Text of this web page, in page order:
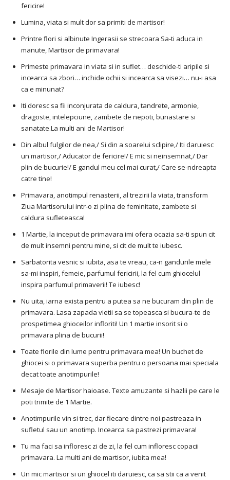
fericire!
Lumina, viata si mult dor sa primiti de martisor!
Printre flori si albinute Ingerasii se strecoara Sa-ti aduca in
manute, Martisor de primavara!
Primeste primavara in viata si in suflet… deschide-ti aripile si
incearca sa zbori… inchide ochii si incearca sa visezi… nu-i asa
ca e minunat?
Iti doresc sa fii inconjurata de caldura, tandrete, armonie,
dragoste, intelepciune, zambete de nepoti, bunastare si
sanatate.La multi ani de Martisor!
Din albul fulgilor de nea,/ Si din a soarelui sclipire,/ Iti daruiesc
un martisor,/ Aducator de fericire!/ E mic si neinsemnat,/ Dar
plin de bucurie!/ E gandul meu cel mai curat,/ Care se-ndreapta
catre tine!
Primavara, anotimpul renasterii, al trezirii la viata, transform
Ziua Martisorului intr-o zi plina de feminitate, zambete si
caldura sufleteasca!
1 Martie, la inceput de primavara imi ofera ocazia sa-ti spun cit
de mult insemni pentru mine, si cit de mult te iubesc.
Sarbatorita vesnic si iubita, asa te vreau, ca-n gandurile mele
sa-mi inspiri, femeie, parfumul fericirii, la fel cum ghiocelul
inspira parfumul primaverii! Te iubesc!
Nu uita, iarna exista pentru a putea sa ne bucuram din plin de
primavara. Lasa zapada vietii sa se topeasca si bucura-te de
prospetimea ghioceilor infloriti! Un 1 martie insorit si o
primavara plina de bucurii!
Toate florile din lume pentru primavara mea! Un buchet de
ghiocei si o primavara superba pentru o persoana mai speciala
decat toate anotimpurile!
Mesaje de Martisor haioase. Texte amuzante si hazlii pe care le
poti trimite de 1 Martie.
Anotimpurile vin si trec, dar fiecare dintre noi pastreaza in
sufletul sau un anotimp. Incearca sa pastrezi primavara!
Tu ma faci sa infloresc zi de zi, la fel cum infloresc copacii
primavara. La multi ani de martisor, iubita mea!
Un mic martisor si un ghiocel iti daruiesc, ca sa stii ca a venit